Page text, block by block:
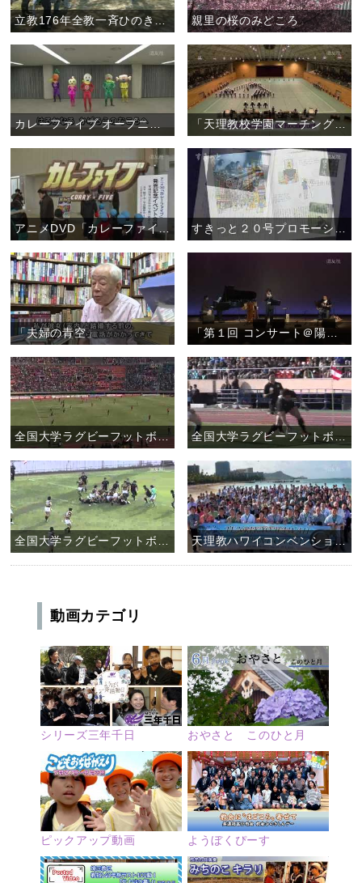
立教176年全教一斉ひのきしんデー・福島教区いわき支部（4月29日） 親里の桜のみどころ
カレーファイブ オープニング曲 ダンス 「天理教校学園マーチングバンド Violet Impulse2013」
すきっと２０号プロモーションムービー
「夫婦の青空」
全国大学ラグビーフットボール選手権大会 天理大学ラグビー部 決勝戦 全国大学ラグビーフットボール選手権大会 天理大学ラグビー部 準決勝戦
天理教ハワイコンベンション2011
動画カテゴリ
シリーズ三年千日 おやさと このひと月
ピックアップ動画 ようぼくぴーす